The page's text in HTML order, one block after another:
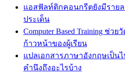
แอสฟัลท์ติกคอนกรีตยังมีรายล
ประเด็น
Computer Based Training ช่ว
ก้าวหน้าของผู้เรียน
แปลเอกสารภาษาอังกฤษเป็น
คำนึงถึงอะไรบ้าง